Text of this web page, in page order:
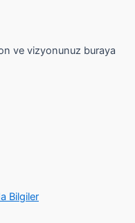
ve vizyonunuz buraya
Bilgiler